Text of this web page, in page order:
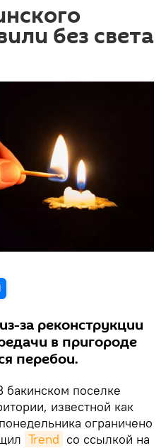
без света
за реконструкции
в пригороде
перебои.
бакинском поселке
известной как
ограничено
Trend со ссылкой на